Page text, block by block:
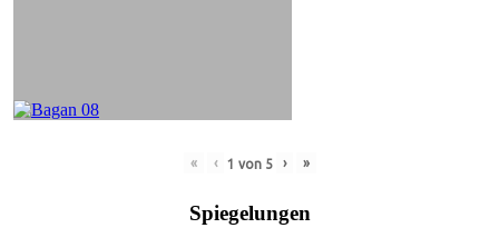
« ‹ 1 von 5 › »
Spiegelungen